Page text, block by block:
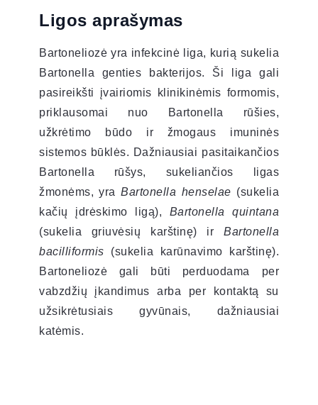
Ligos aprašymas
Bartoneliozė yra infekcinė liga, kurią sukelia
Bartonella genties bakterijos. Ši liga gali
pasireikšti įvairiomis klinikinėmis formomis,
priklausomai nuo Bartonella rūšies,
užkrėtimo būdo ir žmogaus imuninės
sistemos būklės. Dažniausiai pasitaikančios
Bartonella rūšys, sukeliančios ligas
žmonėms, yraBartonella henselae (sukelia
kačių įdrėskimo ligą), Bartonella quintana
(sukelia griuvėsių karštinę) ir Bartonella
bacilliformis (sukelia karūnavimo karštinę).
Bartoneliozė gali būti perduodama per
vabzdžių įkandimus arba per kontaktą su
užsikrėtusiais gyvūnais, dažniausiai
katėmis.